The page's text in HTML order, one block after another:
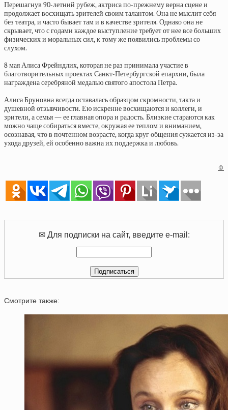
Перешагнув 90-летний рубеж, актриса по-прежнему верна сцене и
продолжает восхищать зрителей своим талантом. Она не мыслит себя
без театра, и часто бывает там и в качестве зрителя. Однако она не
скрывает, что с годами каждое выступление требует от нее все больших
физических и моральных сил, к тому же появились проблемы со
слухом.
8 мая Алиса Фрейндлих, которая не раз принимала участие в
благотворительных проектах Санкт-Петербургской епархии, была
награждена серебряной медалью святого апостола Петра.
Алиса Бруновна всегда оставалась образцом скромности, такта и
душевной отзывчивости. Ею искренне восхищаются и коллеги, и
зрители, а семья — ее главная опора и радость. Близкие стараются как
можно чаще собираться вместе, окружая ее теплом и вниманием,
осознавая, что в почтенном возрасте, когда круг общения сужается из-за
ухода друзей, ей особенно важна их поддержка и любовь.
©
✉ Для подписки на сайт, введите e-mail:
Смотрите также: